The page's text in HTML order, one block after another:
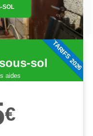
SOL
sol
aides
€
TARIFS 2026